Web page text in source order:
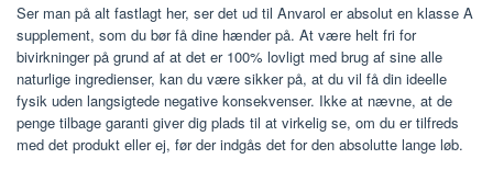
Ser man på alt fastlagt her, ser det ud til Anvarol er absolut en klasse A
supplement, som du bør få dine hænder på. At være helt fri for
bivirkninger på grund af at det er 100% lovligt med brug af sine alle
naturlige ingredienser, kan du være sikker på, at du vil få din ideelle
fysik uden langsigtede negative konsekvenser. Ikke at nævne, at de
penge tilbage garanti giver dig plads til at virkelig se, om du er tilfreds
med det produkt eller ej, før der indgås det for den absolutte lange løb.